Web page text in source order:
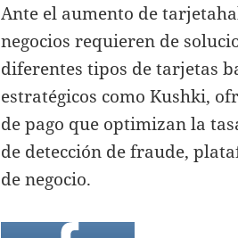
Ante el aumento de
negocios requieren de
diferentes tipos de tarjetas
estratégicos como Kushki,
de pago que optimizan la
de detección de fraude,
de negocio.